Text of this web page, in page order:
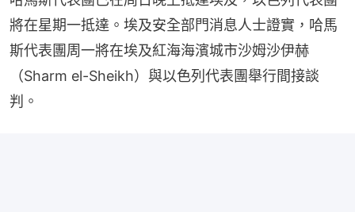
將在星期一抵達。埃及安全部門消息人士證實，哈馬
斯代表團周一將在埃及紅海海濱城市沙姆沙伊赫
（Sharm el-Sheikh）與以色列代表團舉行間接談
判。